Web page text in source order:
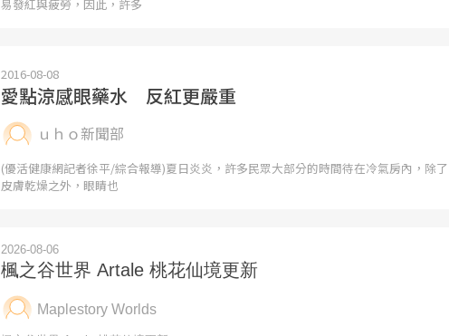
易發紅與疲勞，因此，許多
2016-08-08
愛點涼感眼藥水 反紅更嚴重
ｕｈｏ新聞部
(優活健康網記者徐平/綜合報導)夏日炎炎，許多民眾大部分的時間待在冷氣房內，除了
皮膚乾燥之外，眼睛也